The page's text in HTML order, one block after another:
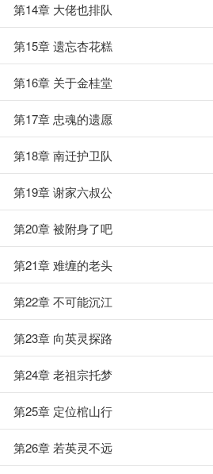
第14章 大佬也排队
第15章 遗忘杏花糕
第16章 关于金桂堂
第17章 忠魂的遗愿
第18章 南迁护卫队
第19章 谢家六叔公
第20章 被附身了吧
第21章 难缠的老头
第22章 不可能沉江
第23章 向英灵探路
第24章 老祖宗托梦
第25章 定位棺山行
第26章 若英灵不远